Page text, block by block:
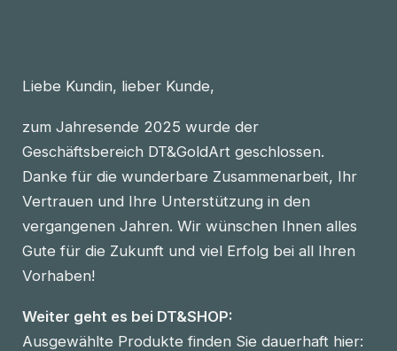
Liebe Kundin, lieber Kunde,
zum Jahresende 2025 wurde der
Geschäftsbereich DT&GoldArt geschlossen.
Danke für die wunderbare Zusammenarbeit, Ihr
Vertrauen und Ihre Unterstützung in den
vergangenen Jahren. Wir wünschen Ihnen alles
Gute für die Zukunft und viel Erfolg bei all Ihren
Vorhaben!
Weiter geht es bei DT&SHOP:
Ausgewählte Produkte finden Sie dauerhaft hier: